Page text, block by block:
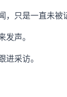
，只是一直未被
声。
采访。